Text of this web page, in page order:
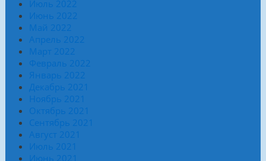
Июль 2022
Июнь 2022
Май 2022
Апрель 2022
Март 2022
Февраль 2022
Январь 2022
Декабрь 2021
Ноябрь 2021
Октябрь 2021
Сентябрь 2021
Август 2021
Июль 2021
Июнь 2021